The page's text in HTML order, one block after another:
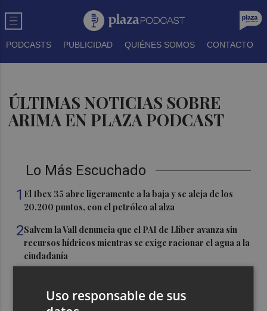
PODCASTS PUBLICIDAD QUIÉNES SOMOS CONTACTO
ÚLTIMAS NOTICIAS SOBRE
ARIMA EN PLAZA PODCAST
Lo Más Escuchado
1 El Ibex 35 abre ligeramente a la baja y se aleja de los
20.200 puntos, con el petróleo al alza
2Salvem la Vall denuncia que el PAI de Llíber avanza sin
recursos hídricos mientras se exige racionar el agua a la
ciudadanía
para su cuarto año en la LF Endesa
Uso responsable de sus